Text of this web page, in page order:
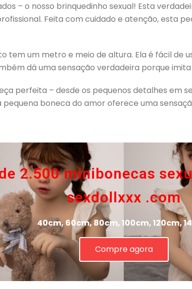
– o nosso brinquedinho sexual! Esta
Feita com cuidado e atenção, esta
tem um metro e meio de altura. Ela é fácil de
dá uma sensação verdadeira porque
perfeita – desde os pequenos detalhes em
pequena boneca do amor oferece uma
2.500 minibonecas
sexdollxxx .com
40cm, 60cm, 80cm, 100cm, 120cm,
Compre agora